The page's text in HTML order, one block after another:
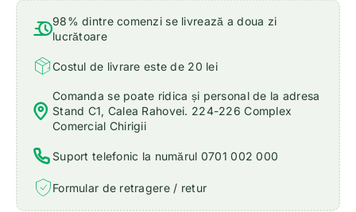
98% dintre comenzi se livrează a doua zi
lucrătoare
Costul de livrare este de 20 lei
Comanda se poate ridica și personal de la adresa
Stand C1, Calea Rahovei. 224-226 Complex
Comercial Chirigii
Suport telefonic la numărul 0701 002 000
Formular de retragere / retur